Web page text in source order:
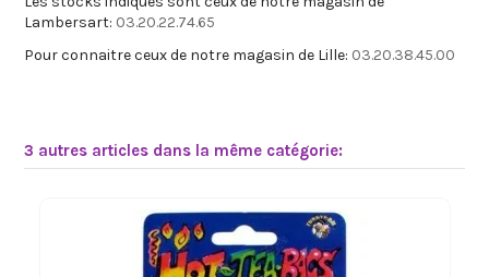
Lambersart: 03.20.22.74.65
Pour connaitre ceux de notre magasin de Lille: 03.20.38.45.00
3 autres articles dans la même catégorie: